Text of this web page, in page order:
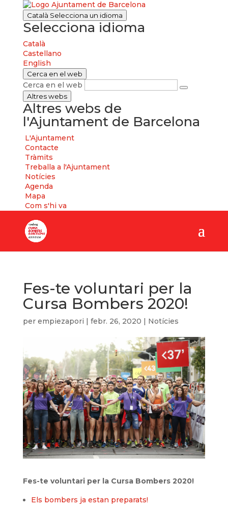
Català Selecciona un idioma
Selecciona idioma
Català
Castellano
English
Cerca en el web
Cerca en el web
Altres webs
Altres webs de
l'Ajuntament de Barcelona
L'Ajuntament
Contacte
Tràmits
Treballa a l'Ajuntament
Notícies
Agenda
Mapa
Com s'hi va
Fes-te voluntari per la
Cursa Bombers 2020!
per empiezapori | febr. 26, 2020 | Notícies
Fes-te voluntari per la Cursa Bombers 2020!
Els bombers ja estan preparats!